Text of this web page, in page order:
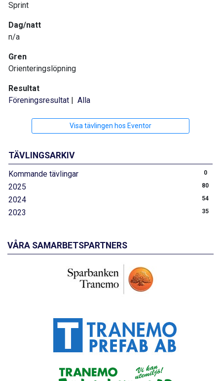
TÄVLINGSARKIV
Kommande tävlingar 0
2025 80
2024 54
2023 35
Sprint
Dag/natt
n/a
Gren
Orienteringslöpning
Resultat
Föreningsresultat | Alla
Visa tävlingen hos Eventor
VÅRA SAMARBETSPARTNERS